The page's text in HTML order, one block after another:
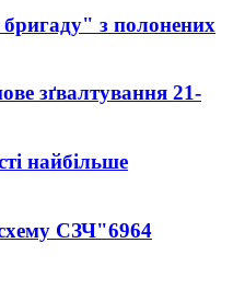
з полонених
зґвалтування 21-
найбільше
СЗЧ"6964